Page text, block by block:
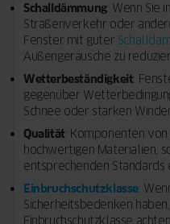
Schalldämmung: Wenn Sie
Straßenverkehr oder
Fenster mit guter
Außengeräusche zu
Wetterbeständigkeit:
gegenüber
Schnee oder starken
Qualität: Komponenten von
hochwertigen Materialien,
entsprechenden Standards
Einbruchschutzklasse:
Sicherheitsbedenken
Einbruchschutzklasse